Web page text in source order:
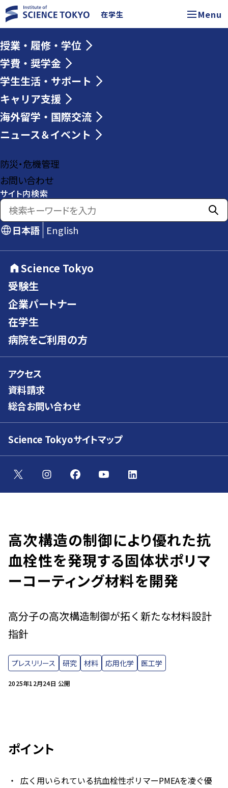
在学生 Menu
授業・履修・学位
学費・奨学金
学生生活・サポート
キャリア支援
海外留学・国際交流
ニュース＆イベント
防災・危機管理
お問い合わせ
サイト内検索
日本語 English
Science Tokyo
受験生
企業パートナー
在学生
病院をご利用の方
アクセス
資料請求
総合お問い合わせ
Science Tokyoサイトマップ
高次構造の制御により優れた抗
血栓性を発現する固体状ポリマ
ーコーティング材料を開発
2025年12月24日 公開
高分子の高次構造制御が拓く新たな材料設計
指針
プレスリリース 研究 材料 応用化学 医工学
ポイント
広く用いられている抗血栓性ポリマーPMEAを凌ぐ優